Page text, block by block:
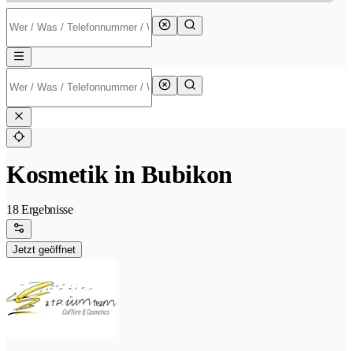
Kosmetik in Bubikon
18 Ergebnisse
Jetzt geöffnet